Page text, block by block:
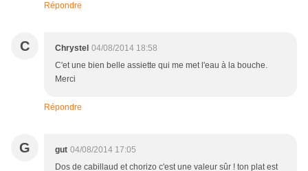
Répondre
C Chrystel 04/08/2014 18:58
C'et une bien belle assiette qui me met l'eau à la bouche.
Merci
Répondre
G gut 04/08/2014 17:05
Dos de cabillaud et chorizo c'est une valeur sûr ! ton plat est